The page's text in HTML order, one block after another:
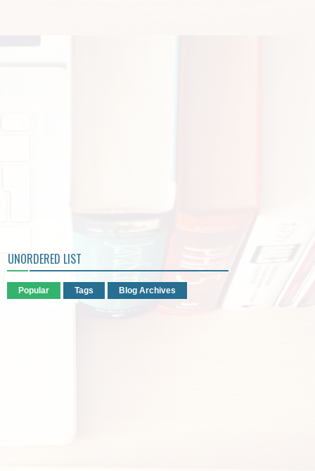
UNORDERED LIST
Popular Tags Blog Archives